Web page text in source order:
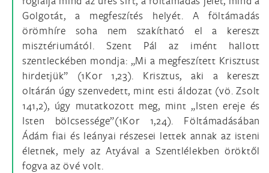
Golgotát, a megfeszítés helyét. A föltámadás
örömhíre soha nem szakítható el a kereszt
misztériumától. Szent Pál az imént hallott
szentleckében mondja: „Mi a megfeszített Krisztust
hirdetjük” (1Kor 1,23). Krisztus, aki a kereszt
oltárán úgy szenvedett, mint esti áldozat (vö. Zsolt
141,2), úgy mutatkozott meg, mint „Isten ereje és
Isten bölcsessége”(1Kor 1,24). Föltámadásában
Ádám fiai és leányai részesei lettek annak az isteni
életnek, mely az Atyával a Szentlélekben öröktől
fogva az övé volt.